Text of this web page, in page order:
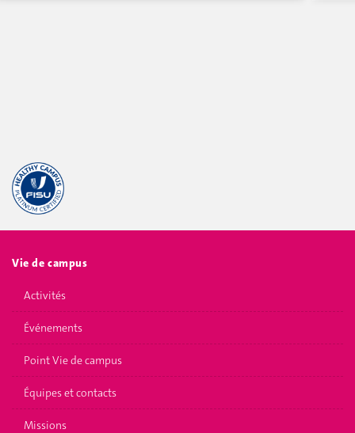
Vie de campus
Activités
Événements
Point Vie de campus
Équipes et contacts
Missions